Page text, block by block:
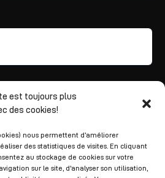
est toujours plus
des cookies!
nous permettent d’améliorer
des statistiques de visites. En cliquant
au stockage de cookies sur votre
sur le site, d'analyser son utilisation,